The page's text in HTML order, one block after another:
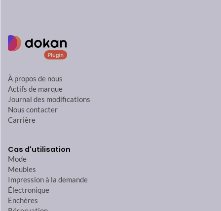
À propos de nous
Actifs de marque
Journal des modifications
Nous contacter
Carrière
Cas d'utilisation
Mode
Meubles
Impression à la demande
Électronique
Enchères